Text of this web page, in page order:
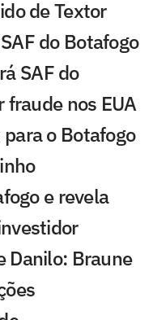
de Textor
do Botafogo
SAF do
fraude nos EUA
o Botafogo
e revela
Danilo: Braune